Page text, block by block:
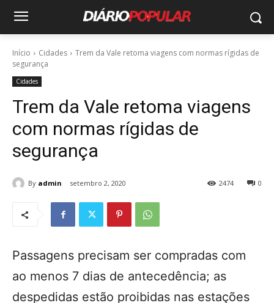
Início Cidades
Trem da Vale retoma viagens com normas rígidas de
segurança
Cidades
Trem da Vale retoma viagens
com normas rígidas de
segurança
By admin setembro 2, 2020 0
2474
Passagens precisam ser compradas com
ao menos 7 dias de antecedência; as
despedidas estão proibidas nas estações